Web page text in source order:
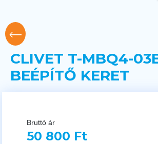
CLIVET T-MBQ4-
BEÉPÍTŐ KERET
Bruttó ár
50 800 Ft